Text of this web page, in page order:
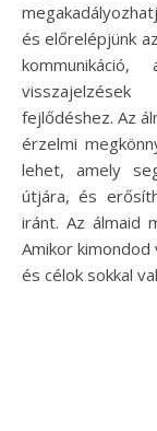
és előrelépjünk
fejlődéshez. Az
érzelmi
lehet, amely
útjára, és
iránt. Az álmaid
Amikor
és célok sokkal